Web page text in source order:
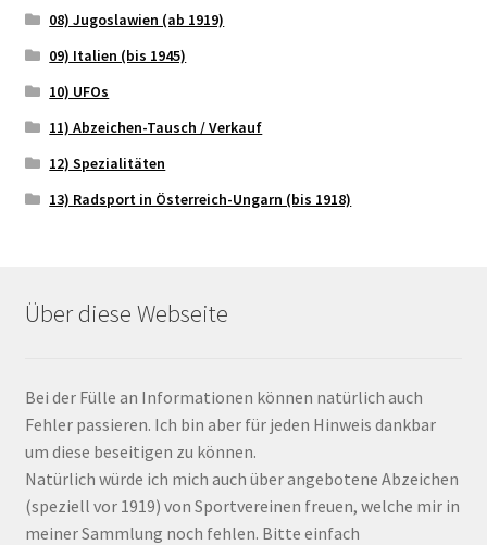
08) Jugoslawien (ab 1919)
09) Italien (bis 1945)
10) UFOs
11) Abzeichen-Tausch / Verkauf
12) Spezialitäten
13) Radsport in Österreich-Ungarn (bis 1918)
Über diese Webseite
Bei der Fülle an Informationen können natürlich auch
Fehler passieren. Ich bin aber für jeden Hinweis dankbar
um diese beseitigen zu können.
Natürlich würde ich mich auch über angebotene Abzeichen
(speziell vor 1919) von Sportvereinen freuen, welche mir in
meiner Sammlung noch fehlen. Bitte einfach